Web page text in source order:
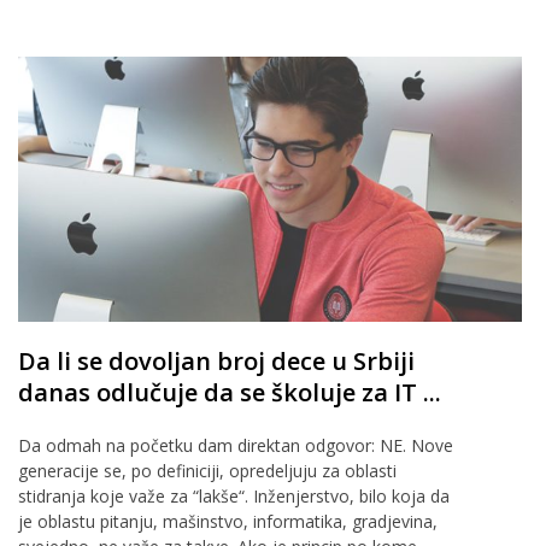
Da li se dovoljan broj dece u Srbiji
danas odlučuje da se školuje za IT ...
Da odmah na početku dam direktan odgovor: NE. Nove
generacije se, po definiciji, opredeljuju za oblasti
stidranja koje važe za “lakše“. Inženjerstvo, bilo koja da
je oblastu pitanju, mašinstvo, informatika, gradjevina,